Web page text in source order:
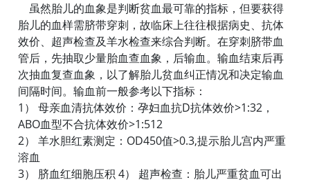
虽然胎儿的血象是判断贫血最可靠的指标，但要获得
胎儿的血样需脐带穿刺，故临床上往往根据病史、抗体
效价、超声检查及羊水检查来综合判断。在穿刺脐带血
管后，先抽取少量胎血查血象，后输血。输血结束后再
次抽血复查血象，以了解胎儿贫血纠正情况和决定输血
间隔时间。输血前一般参考以下指标：
1） 母亲血清抗体效价：孕妇血抗D抗体效价>1:32，
ABO血型不合抗体效价>1:512
2） 羊水胆红素测定：OD450值>0.3,提示胎儿宫内严重
溶血
3） 脐血红细胞压积 4） 超声检查：胎儿严重贫血可出